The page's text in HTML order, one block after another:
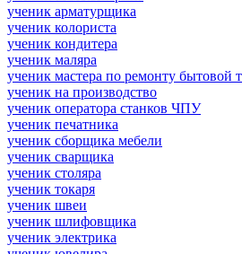
ученик арматурщика
ученик колориста
ученик кондитера
ученик маляра
ученик мастера по ремонту бытовой
ученик на производство
ученик оператора станков ЧПУ
ученик печатника
ученик сборщика мебели
ученик сварщика
ученик столяра
ученик токаря
ученик швеи
ученик шлифовщика
ученик электрика